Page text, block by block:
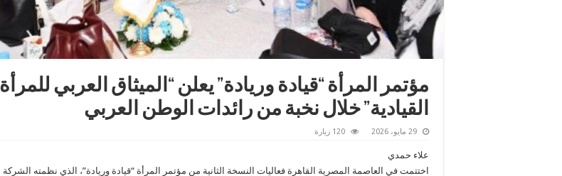
مؤتمر المرأة “قيادة وريادة” يعلن “الميثاق العربي للمرأة
القيادية” خلال نخبة من رائدات الوطن العربي
29 مايو، 2026 120 زيارة
علاء حمدي
اختتمت في العاصمة المصرية القاهرة فعاليات النسخة الثانية من مؤتمر المرأة “قيادة وريادة”، الذي نظمته الشركة